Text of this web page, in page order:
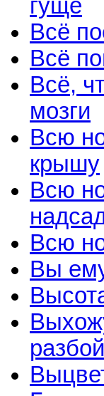
гуще
Всё
Всё
Всё,
мозги
Всю
крышу
Всю
Всю
Вы